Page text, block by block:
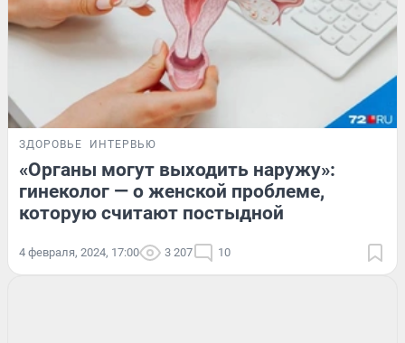
ЗДОРОВЬЕ ИНТЕРВЬЮ
«Органы могут выходить наружу»:
гинеколог — о женской проблеме,
которую считают постыдной
4 февраля, 2024, 17:00 3 207 10